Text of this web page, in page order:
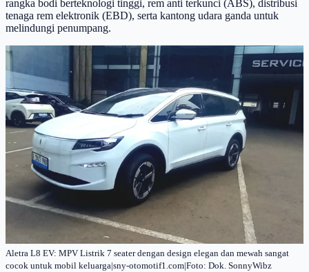
rangka bodi berteknologi tinggi, rem anti terkunci (ABS), distribusi
tenaga rem elektronik (EBD), serta kantong udara ganda untuk
melindungi penumpang.
Aletra L8 EV: MPV Listrik 7 seater dengan design elegan dan mewah sangat
cocok untuk mobil keluarga|sny-otomotif1.com|Foto: Dok. SonnyWibz